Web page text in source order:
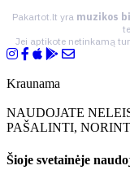
Pakartot.lt yra muzikos
Jei aptikote netinkamą
Kraunama
NAUDOJATE
PAŠALINTI,
Šioje svetainėje